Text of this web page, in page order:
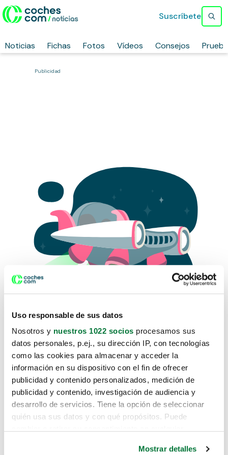
Uso responsable de sus datos
Nosotros y nuestros 1022 socios procesamos sus
datos personales, p.ej., su dirección IP, con tecnologías
como las cookies para almacenar y acceder la
información en su dispositivo con el fin de ofrecer
publicidad y contenido personalizados, medición de
publicidad y contenido, investigación de audiencia y
desarrollo de servicios. Tiene la opción de seleccionar
quién usa sus datos y con qué propósitos. Puede
Mostrar detalles
Noticias Fichas Fotos Vídeos Consejos
Suscríbete
Publicidad
Lo sentimos, no sabemos como
te hemos traido hasta aquí.
Pero puedes encontrar el coche que estás
buscando en alguno de estos enlaces: